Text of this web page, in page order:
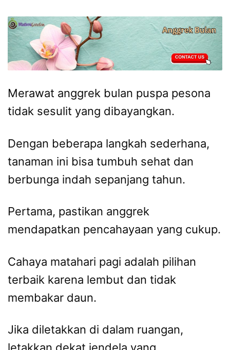
Merawat anggrek bulan puspa pesona
tidak sesulit yang dibayangkan.
Dengan beberapa langkah sederhana,
tanaman ini bisa tumbuh sehat dan
berbunga indah sepanjang tahun.
Pertama, pastikan anggrek
mendapatkan pencahayaan yang cukup.
Cahaya matahari pagi adalah pilihan
terbaik karena lembut dan tidak
membakar daun.
Jika diletakkan di dalam ruangan,